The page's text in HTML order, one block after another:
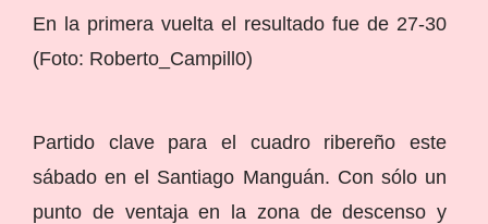
En la primera vuelta el resultado fue de 27-30
(Foto: Roberto_Campill0)
Partido clave para el cuadro ribereño este
sábado en el Santiago Manguán. Con sólo un
punto de ventaja en la zona de descenso y